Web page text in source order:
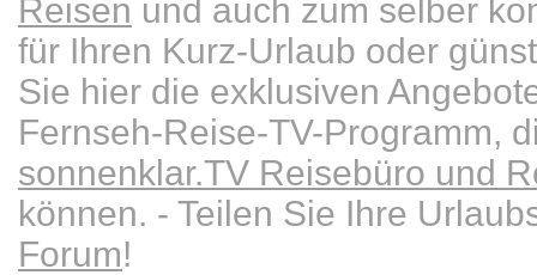
Reisen und auch zum selber
für Ihren Kurz-Urlaub oder
Sie hier die exklusiven
Fernseh-Reise-TV-Programm,
sonnenklar.TV Reisebüro und
können. - Teilen Sie Ihre
Forum!